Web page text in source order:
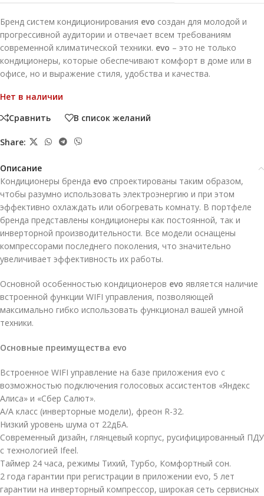
Бренд систем кондиционирования evo создан для молодой и
прогрессивной аудитории и отвечает всем требованиям
современной климатической техники. evo – это не только
кондиционеры, которые обеспечивают комфорт в доме или в
офисе, но и выражение стиля, удобства и качества.
Нет в наличии
Сравнить
В список желаний
Share:
Описание
Кондиционеры бренда evo спроектированы таким образом,
чтобы разумно использовать электроэнергию и при этом
эффективно охлаждать или обогревать комнату. В портфеле
бренда представлены кондиционеры как постоянной, так и
инверторной производительности. Все модели оснащены
компрессорами последнего поколения, что значительно
увеличивает эффективность их работы.
Основной особенностью кондиционеров evo является наличие
встроенной функции WIFI управления, позволяющей
максимально гибко использовать функционал вашей умной
техники.
Основные преимущества evo
Встроенное WIFI управление на базе приложения evo с
возможностью подключения голосовых ассистентов «Яндекс
Алиса» и «Сбер Салют».
A/A класс (инверторные модели), фреон R-32.
Низкий уровень шума от 22дБА.
Современный дизайн, глянцевый корпус, русифицированный ПДУ
с технологией Ifeel.
Таймер 24 часа, режимы Тихий, Турбо, Комфортный сон.
2 года гарантии при регистрации в приложении evo, 5 лет
гарантии на инверторный компрессор, широкая сеть сервисных